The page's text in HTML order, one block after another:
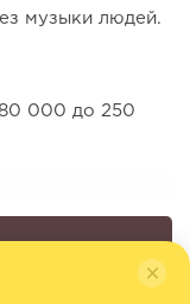
музыки людей.
000 до 250